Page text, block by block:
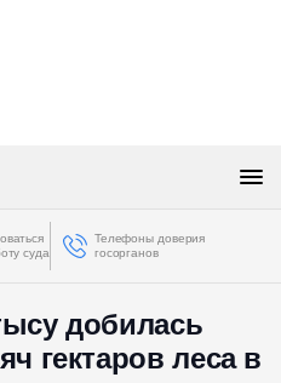
суда
Телефоны доверия
госорганов
добилась
гектаров леса в